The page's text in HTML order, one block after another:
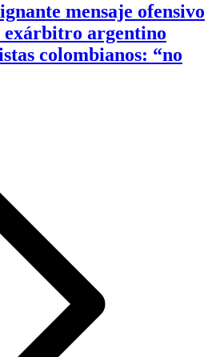
mensaje ofensivo
exárbitro argentino
colombianos: “no